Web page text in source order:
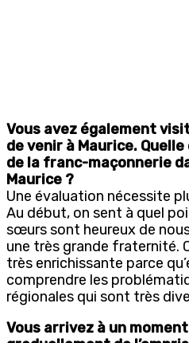
Vous avez également
de venir à Maurice.
de la franc-maçonnerie
Maurice ?
Une évaluation nécessite
Au début, on sent à quel
sœurs sont heureux de
une très grande fraternité.
très enrichissante parce
comprendre les
régionales qui sont très
Vous arrivez à un